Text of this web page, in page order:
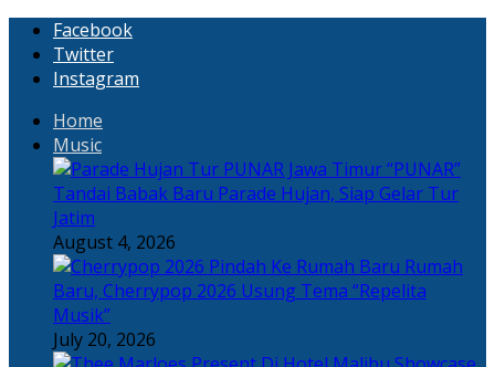
Facebook
Twitter
Instagram
Home
Music
“PUNAR”
Tandai Babak Baru Parade Hujan, Siap Gelar Tur
Jatim
August 4, 2026
Rumah
Baru, Cherrypop 2026 Usung Tema “Repelita
Musik”
July 20, 2026